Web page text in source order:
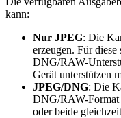
kann:
Nur JPEG: Die
erzeugen. Für
DNG/RAW-
Gerät unterstützen
JPEG/DNG: Die
DNG/RAW-Format
oder beide